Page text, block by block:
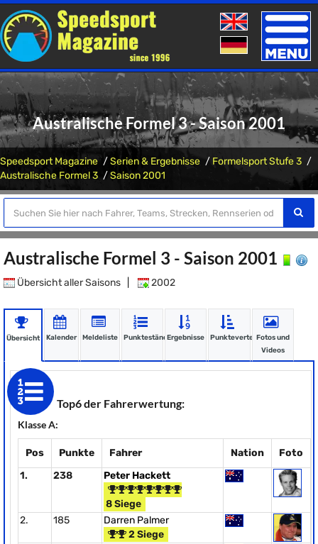
Toggle
Australische Formel 3 - Saison 2001
Speedsport Magazine Serien & Ergebnisse
Formelsport Stufe 3
Australische Formel 3
Saison 2001
Australische Formel 3 - Saison 2001
Übersicht aller Saisons 2002
Übersicht Kalender Meldeliste PunkteständeErgebnisse PunkteverteilungFotos und
Videos
Top6 der Fahrerwertung:
Klasse A:
Pos Punkte Fahrer Nation
Foto
1.
238 Peter Hackett
8 Siege
2.
185
Darren Palmer
2 Siege